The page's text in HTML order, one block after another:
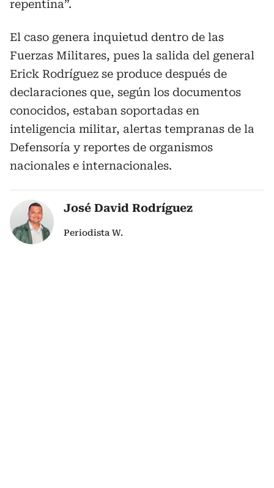
repentina”.
El caso genera inquietud dentro de las
Fuerzas Militares, pues la salida del general
Erick Rodríguez se produce después de
declaraciones que, según los documentos
conocidos, estaban soportadas en
inteligencia militar, alertas tempranas de la
Defensoría y reportes de organismos
nacionales e internacionales.
José David Rodríguez
Periodista W.